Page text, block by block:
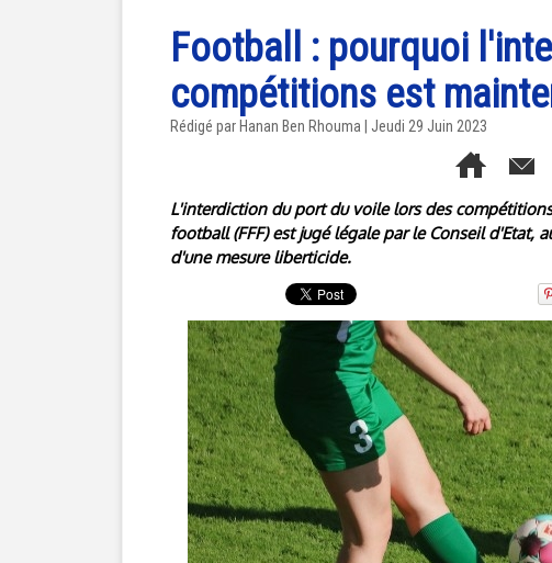
Football : pourquoi
compétitions est
Rédigé par Hanan Ben Rhouma | Jeudi 29 Juin 2023
L'interdiction du port du voile lors des
football (FFF) est jugé légale par le Conseil d'Etat,
d'une mesure liberticide.